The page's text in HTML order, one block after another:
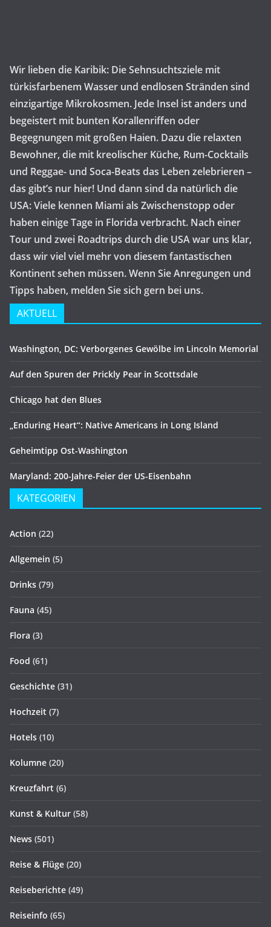
Wir lieben die Karibik: Die Sehnsuchtsziele mit
türkisfarbenem Wasser und endlosen Stränden sind
einzigartige Mikrokosmen. Jede Insel ist anders und
begeistert mit bunten Korallenriffen oder
Begegnungen mit großen Haien. Dazu die relaxten
Bewohner, die mit kreolischer Küche, Rum-Cocktails
und Reggae- und Soca-Beats das Leben zelebrieren –
das gibt’s nur hier! Und dann sind da natürlich die
USA: Viele kennen Miami als Zwischenstopp oder
haben einige Tage in Florida verbracht. Nach einer
Tour und zwei Roadtrips durch die USA war uns klar,
dass wir viel viel mehr von diesem fantastischen
Kontinent sehen müssen. Wenn Sie Anregungen und
Tipps haben, melden Sie sich gern bei uns.
AKTUELL
Washington, DC: Verborgenes Gewölbe im Lincoln Memorial
Auf den Spuren der Prickly Pear in Scottsdale
Chicago hat den Blues
„Enduring Heart“: Native Americans in Long Island
Geheimtipp Ost-Washington
Maryland: 200-Jahre-Feier der US-Eisenbahn
KATEGORIEN
Action (22)
Allgemein (5)
Drinks (79)
Fauna (45)
Flora (3)
Food (61)
Geschichte (31)
Hochzeit (7)
Hotels (10)
Kolumne (20)
Kreuzfahrt (6)
Kunst & Kultur (58)
News (501)
Reise & Flüge (20)
Reiseberichte (49)
Reiseinfo (65)